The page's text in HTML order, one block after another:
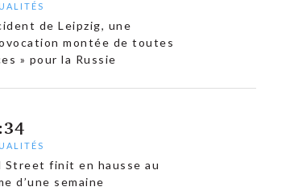
de Leipzig, une
montée de toutes
» pour la Russie
Street finit en hausse au
d’une semaine